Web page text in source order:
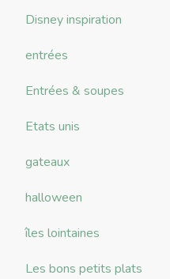
Disney inspiration
entrées
Entrées & soupes
Etats unis
gateaux
halloween
îles lointaines
Les bons petits plats